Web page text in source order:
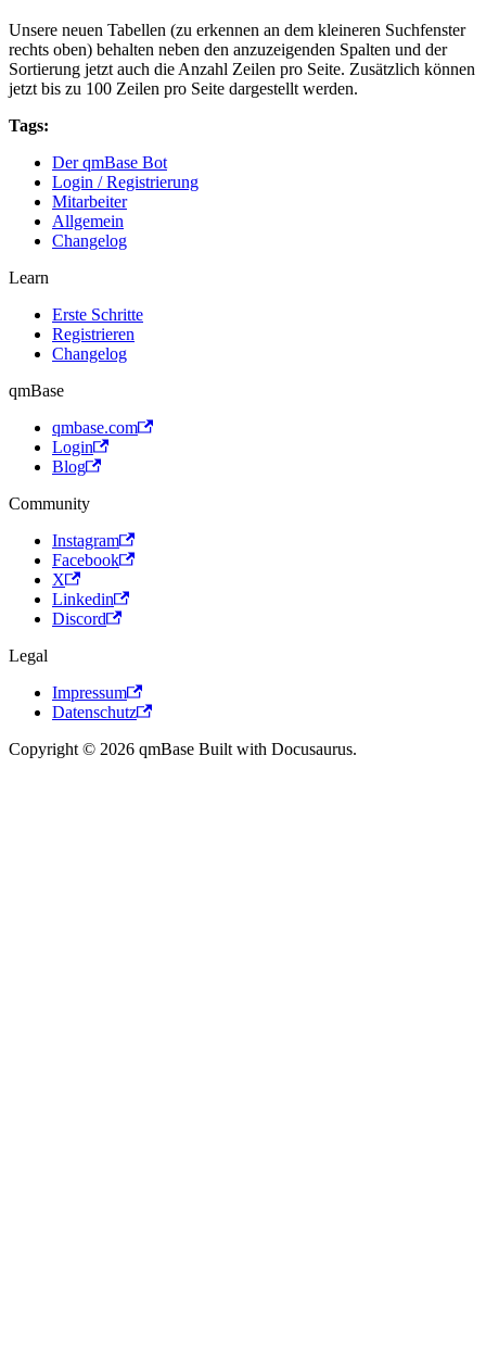
Unsere neuen Tabellen (zu erkennen an dem kleineren Suchfenster
rechts oben) behalten neben den anzuzeigenden Spalten und der
Sortierung jetzt auch die Anzahl Zeilen pro Seite. Zusätzlich können
jetzt bis zu 100 Zeilen pro Seite dargestellt werden.
Tags:
Der qmBase Bot
Login / Registrierung
Mitarbeiter
Allgemein
Changelog
Learn
Erste Schritte
Registrieren
Changelog
qmBase
qmbase.com
Login
Blog
Community
Instagram
Facebook
X
Linkedin
Discord
Legal
Impressum
Datenschutz
Copyright © 2026 qmBase Built with Docusaurus.